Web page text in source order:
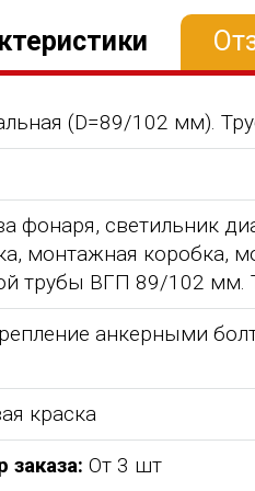
подход и
многих
(D=89/102 мм).
фонаря, светильник
монтажная коробка,
трубы ВГП 89/102 мм.
анкерными
краска
От 3 шт